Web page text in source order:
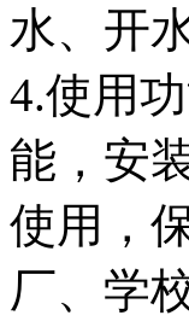
水、开
4.使用
能，安
使用，
厂、学